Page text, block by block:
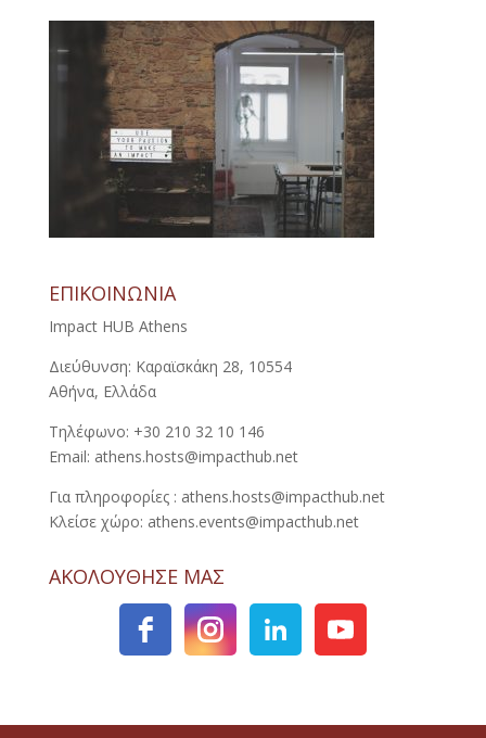
ΕΠΙΚΟΙΝΩΝΙΑ
Impact HUB Athens
Διεύθυνση: Καραϊσκάκη 28, 10554
Αθήνα, Ελλάδα
Τηλέφωνο: +30 210 32 10 146
Email: athens.hosts@impacthub.net
Για πληροφορίες : athens.hosts@impacthub.net
Κλείσε χώρο: athens.events@impacthub.net
ΑΚΟΛΟΥΘΗΣΕ ΜΑΣ